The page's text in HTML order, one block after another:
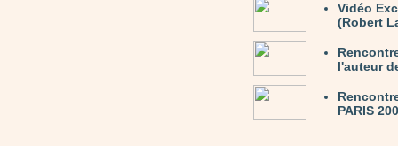
Vidéo
(Robert
l'auteur
PARIS